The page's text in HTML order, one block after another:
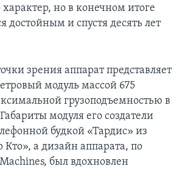
но в конечном итоге
достойным и спустя десять лет
зрения аппарат представляет
модуль массой 675
грузоподъемностью в
модуля его создатели
будкой «Тардис» из
Кто», а дизайн аппарата, по
был вдохновлен